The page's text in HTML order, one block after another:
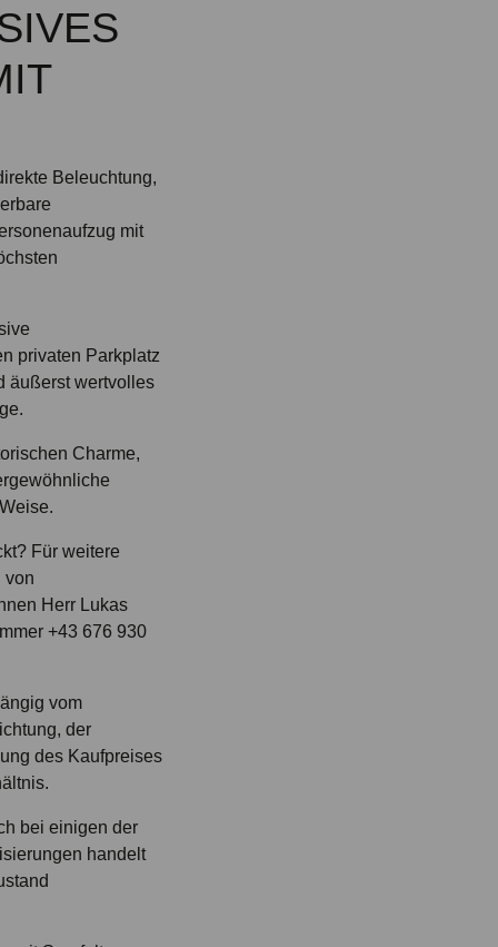
Beleuchtung,
mit
privaten Parkplatz
äußerst wertvolles
Charme,
Für weitere
von
Herr Lukas
+43 676 930
vom
der
des Kaufpreises
bei einigen der
handelt